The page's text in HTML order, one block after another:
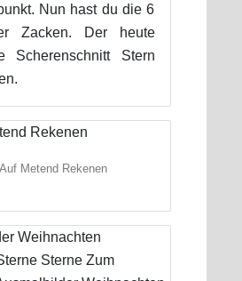
Nun hast du die 6
Zacken. Der heute
Scherenschnitt Stern
Metend Rekenen